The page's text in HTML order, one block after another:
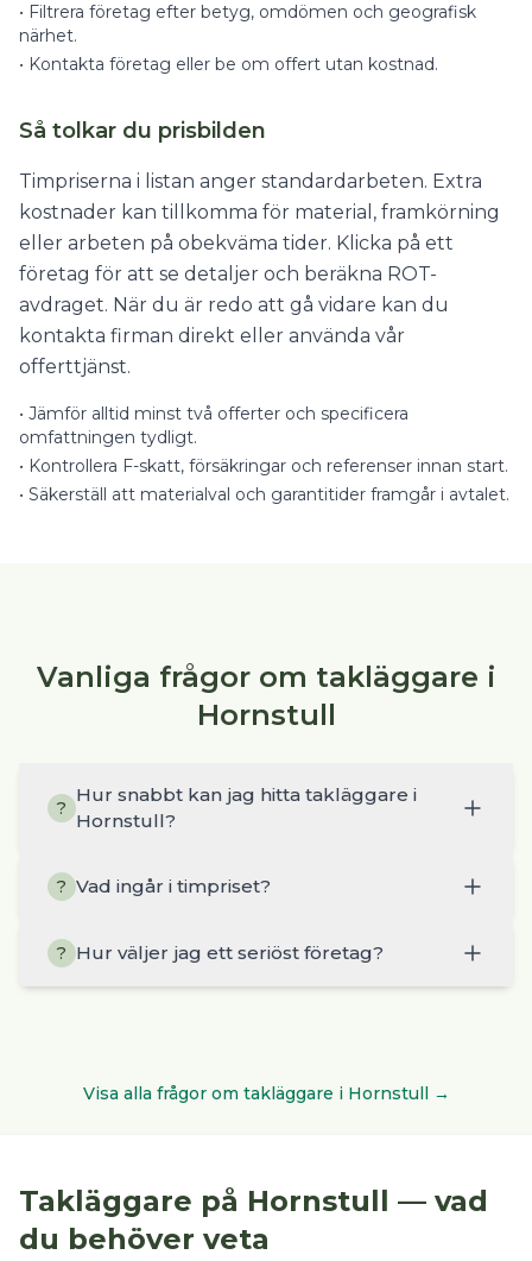
• Filtrera företag efter betyg, omdömen och geografisk
närhet.
• Kontakta företag eller be om offert utan kostnad.
Så tolkar du prisbilden
Timpriserna i listan anger standardarbeten. Extra
kostnader kan tillkomma för material, framkörning
eller arbeten på obekväma tider. Klicka på ett
företag för att se detaljer och beräkna ROT-
avdraget. När du är redo att gå vidare kan du
kontakta firman direkt eller använda vår
offerttjänst.
• Jämför alltid minst två offerter och specificera
omfattningen tydligt.
• Kontrollera F-skatt, försäkringar och referenser innan start.
• Säkerställ att materialval och garantitider framgår i avtalet.
Vanliga frågor om takläggare i
Hornstull
?
Hur snabbt kan jag hitta takläggare i
Hornstull?
? Vad ingår i timpriset?
? Hur väljer jag ett seriöst företag?
Visa alla frågor om takläggare i Hornstull→
Takläggare på Hornstull — vad
du behöver veta